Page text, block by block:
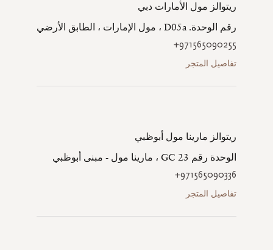
ريتوالز مول الأمارات دبي
رقم الوحدة. D05a ، مول الإمارات ، الطابق الأرضي
+971565090255
تفاصيل المتجر
ريتوالز مارينا مول أبوظبي
الوحدة رقم GC 23 ، مارينا مول - مبنى أبوظبي
+971565090336
تفاصيل المتجر